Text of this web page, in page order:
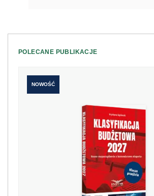
POLECANE PUBLIKACJE
NOWOŚĆ